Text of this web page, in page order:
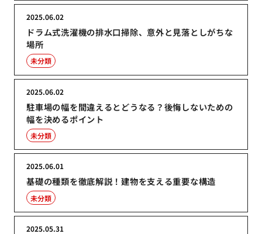
ドラム式洗濯機の排水口掃除、意外と見落としがちな
場所
2025.06.02
未分類
駐車場の幅を間違えるとどうなる？後悔しないための
幅を決めるポイント
2025.06.02
未分類
基礎の種類を徹底解説！建物を支える重要な構造
2025.06.01
未分類
2025.05.31